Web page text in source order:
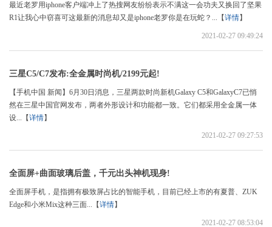
最近老罗用iphone客户端冲上了热搜网友纷纷表示不满这一会功夫又换回了坚果
R1让我心中窃喜可这最新的消息却又是iphone老罗你是在玩蛇？...【详情】
2021-02-27 09:49:24
三星C5/C7发布:全金属时尚机/2199元起!
【手机中国 新闻】6月30日消息，三星两款时尚新机Galaxy C5和GalaxyC7已悄
然在三星中国官网发布，两者外形设计和功能都一致。它们都采用全金属一体
设...【详情】
2021-02-27 09:27:53
全面屏+曲面玻璃后盖，千元出头神机现身!
全面屏手机，是指拥有极致屏占比的智能手机，目前已经上市的有夏普、ZUK
Edge和小米Mix这种三面...【详情】
2021-02-27 08:53:04